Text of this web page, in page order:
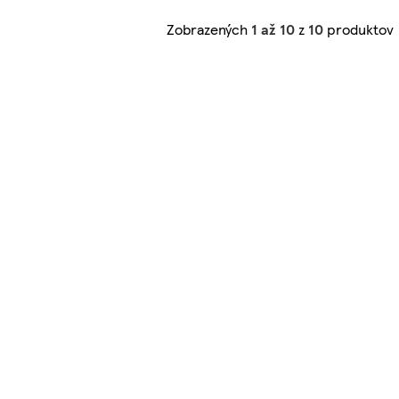
Zobrazených 1 až 10z 10 produktov